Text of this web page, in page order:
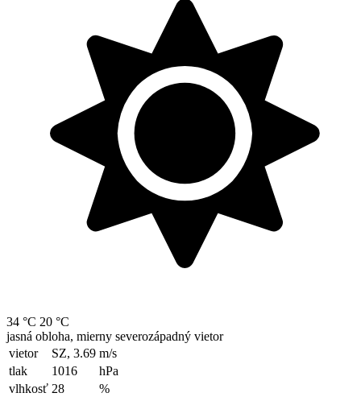
34 °C 20 °C
jasná obloha, mierny severozápadný vietor
vietor
SZ, 3.69 m/s
tlak
1016
hPa
vlhkosť 28
%